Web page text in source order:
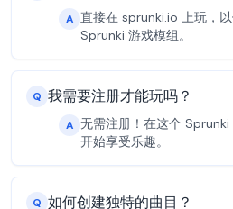
A 直接在 sprunki.io 上玩，
Sprunki 游戏模组。
Q 我需要注册才能玩吗？
A 无需注册！在这个
开始享受乐趣。
Q 如何创建独特的曲目？